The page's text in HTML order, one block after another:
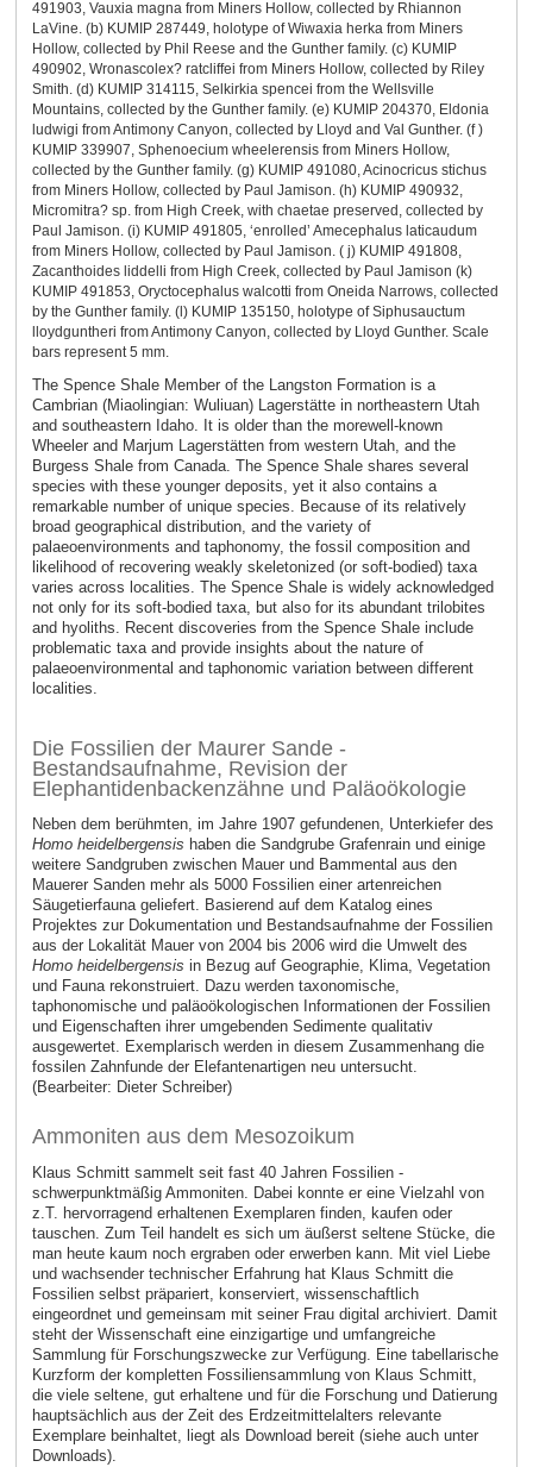
491903, Vauxia magna from Miners Hollow, collected by Rhiannon
LaVine. (b) KUMIP 287449, holotype of Wiwaxia herka from Miners
Hollow, collected by Phil Reese and the Gunther family. (c) KUMIP
490902, Wronascolex? ratcliffei from Miners Hollow, collected by Riley
Smith. (d) KUMIP 314115, Selkirkia spencei from the Wellsville
Mountains, collected by the Gunther family. (e) KUMIP 204370, Eldonia
ludwigi from Antimony Canyon, collected by Lloyd and Val Gunther. (f )
KUMIP 339907, Sphenoecium wheelerensis from Miners Hollow,
collected by the Gunther family. (g) KUMIP 491080, Acinocricus stichus
from Miners Hollow, collected by Paul Jamison. (h) KUMIP 490932,
Micromitra? sp. from High Creek, with chaetae preserved, collected by
Paul Jamison. (i) KUMIP 491805, ‘enrolled’ Amecephalus laticaudum
from Miners Hollow, collected by Paul Jamison. ( j) KUMIP 491808,
Zacanthoides liddelli from High Creek, collected by Paul Jamison (k)
KUMIP 491853, Oryctocephalus walcotti from Oneida Narrows, collected
by the Gunther family. (l) KUMIP 135150, holotype of Siphusauctum
lloydguntheri from Antimony Canyon, collected by Lloyd Gunther. Scale
bars represent 5 mm.
The Spence Shale Member of the Langston Formation is a
Cambrian (Miaolingian: Wuliuan) Lagerstätte in northeastern Utah
and southeastern Idaho. It is older than the morewell-known
Wheeler and Marjum Lagerstätten from western Utah, and the
Burgess Shale from Canada. The Spence Shale shares several
species with these younger deposits, yet it also contains a
remarkable number of unique species. Because of its relatively
broad geographical distribution, and the variety of
palaeoenvironments and taphonomy, the fossil composition and
likelihood of recovering weakly skeletonized (or soft-bodied) taxa
varies across localities. The Spence Shale is widely acknowledged
not only for its soft-bodied taxa, but also for its abundant trilobites
and hyoliths. Recent discoveries from the Spence Shale include
problematic taxa and provide insights about the nature of
palaeoenvironmental and taphonomic variation between different
localities.
Die Fossilien der Maurer Sande -
Bestandsaufnahme, Revision der
Elephantidenbackenzähne und Paläoökologie
Neben dem berühmten, im Jahre 1907 gefundenen, Unterkiefer des
Homo heidelbergensis haben die Sandgrube Grafenrain und einige
weitere Sandgruben zwischen Mauer und Bammental aus den
Mauerer Sanden mehr als 5000 Fossilien einer artenreichen
Säugetierfauna geliefert. Basierend auf dem Katalog eines
Projektes zur Dokumentation und Bestandsaufnahme der Fossilien
aus der Lokalität Mauer von 2004 bis 2006 wird die Umwelt des
Homo heidelbergensis in Bezug auf Geographie, Klima, Vegetation
und Fauna rekonstruiert. Dazu werden taxonomische,
taphonomische und paläoökologischen Informationen der Fossilien
und Eigenschaften ihrer umgebenden Sedimente qualitativ
ausgewertet. Exemplarisch werden in diesem Zusammenhang die
fossilen Zahnfunde der Elefantenartigen neu untersucht.
(Bearbeiter: Dieter Schreiber)
Ammoniten aus dem Mesozoikum
Klaus Schmitt sammelt seit fast 40 Jahren Fossilien -
schwerpunktmäßig Ammoniten. Dabei konnte er eine Vielzahl von
z.T. hervorragend erhaltenen Exemplaren finden, kaufen oder
tauschen. Zum Teil handelt es sich um äußerst seltene Stücke, die
man heute kaum noch ergraben oder erwerben kann. Mit viel Liebe
und wachsender technischer Erfahrung hat Klaus Schmitt die
Fossilien selbst präpariert, konserviert, wissenschaftlich
eingeordnet und gemeinsam mit seiner Frau digital archiviert. Damit
steht der Wissenschaft eine einzigartige und umfangreiche
Sammlung für Forschungszwecke zur Verfügung. Eine tabellarische
Kurzform der kompletten Fossiliensammlung von Klaus Schmitt,
die viele seltene, gut erhaltene und für die Forschung und Datierung
hauptsächlich aus der Zeit des Erdzeitmittelalters relevante
Exemplare beinhaltet, liegt als Download bereit (siehe auch unter
Downloads).